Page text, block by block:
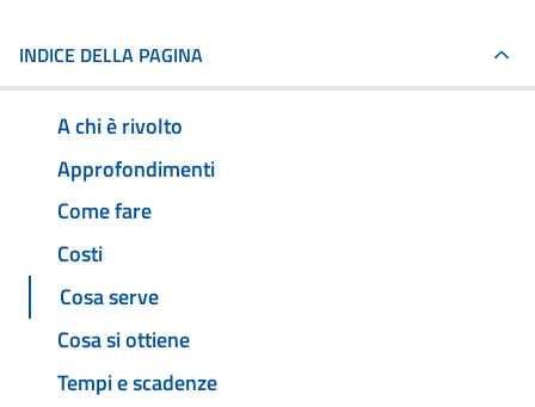
INDICE DELLA PAGINA
A chi è rivolto
Approfondimenti
Come fare
Costi
Cosa serve
Cosa si ottiene
Tempi e scadenze